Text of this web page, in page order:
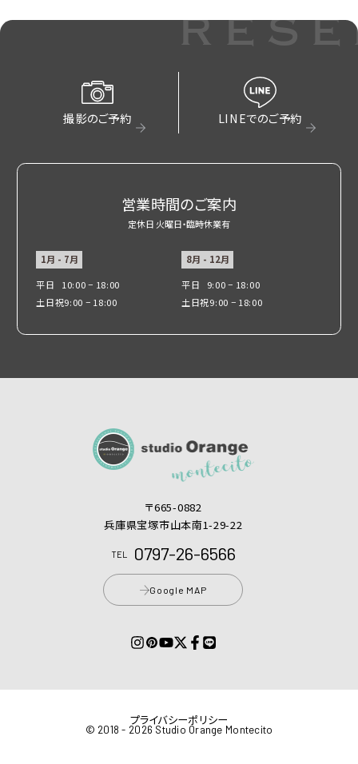
撮影のご予約 LINEでのご予約
営業時間のご案内
定休日 火曜日・臨時休業有
1月 - 7月
平日
10:00 − 18:00
土日祝9:00 − 18:00
8月 - 12月
平日
9:00 − 18:00
土日祝9:00 − 18:00
〒665-0882
兵庫県宝塚市山本南1-29-22
TEL 0797-26-6566
Google MAP
© 2018 - 2026 Studio Orange Montecito
プライバシーポリシー